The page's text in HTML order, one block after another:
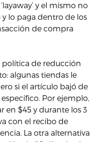
y el mismo no
y lo paga dentro de los
de compra
política de reducción
algunas tiendas le
si el artículo bajó de
Por ejemplo,
en $45 y durante los 3
con el recibo de
La otra alternativa